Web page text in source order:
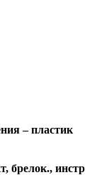
– пластик
брелок.,